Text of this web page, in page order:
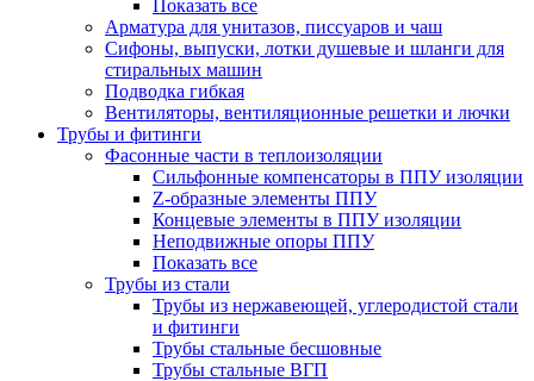
Показать все
Арматура для унитазов, писсуаров и чаш
Сифоны, выпуски, лотки душевые и шланги для
стиральных машин
Подводка гибкая
Вентиляторы, вентиляционные решетки и лючки
Трубы и фитинги
Фасонные части в теплоизоляции
Cильфонные компенсаторы в ППУ изоляции
Z-образные элементы ППУ
Концевые элементы в ППУ изоляции
Неподвижные опоры ППУ
Показать все
Трубы из стали
Трубы из нержавеющей, углеродистой стали
и фитинги
Трубы стальные бесшовные
Трубы стальные ВГП